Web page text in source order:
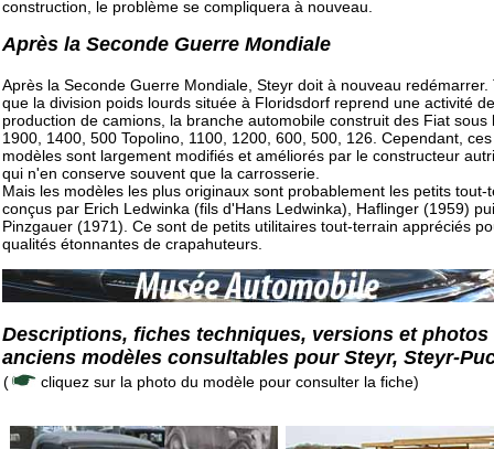
construction, le problème se compliquera à nouveau.
Après la Seconde Guerre Mondiale
Après la Seconde Guerre Mondiale, Steyr doit à nouveau redémarrer.
que la division poids lourds située à Floridsdorf reprend une activité de
production de camions, la branche automobile construit des Fiat sous
1900, 1400, 500 Topolino, 1100, 1200, 600, 500, 126. Cependant, ces
modèles sont largement modifiés et améliorés par le constructeur
qui n'en conserve souvent que la carrosserie.
Mais les modèles les plus originaux sont probablement les petits tout-
conçus par Erich Ledwinka (fils d'Hans Ledwinka), Haflinger (1959)
Pinzgauer (1971). Ce sont de petits utilitaires tout-terrain appréciés
qualités étonnantes de crapahuteurs.
Descriptions, fiches techniques, versions et photos
anciens modèles consultables pour Steyr, Steyr-
( cliquez sur la photo du modèle pour consulter la fiche)